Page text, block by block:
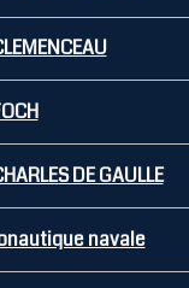
DE GAULLE
navale